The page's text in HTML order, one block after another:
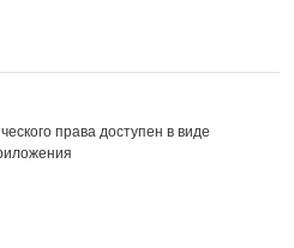
права доступен в виде